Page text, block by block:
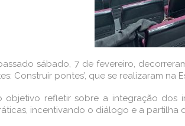
sábado, 7 de fevereiro,
Construir pontes’, que se realizaram na
objetivo refletir sobre a integração
incentivando o diálogo e a partilha